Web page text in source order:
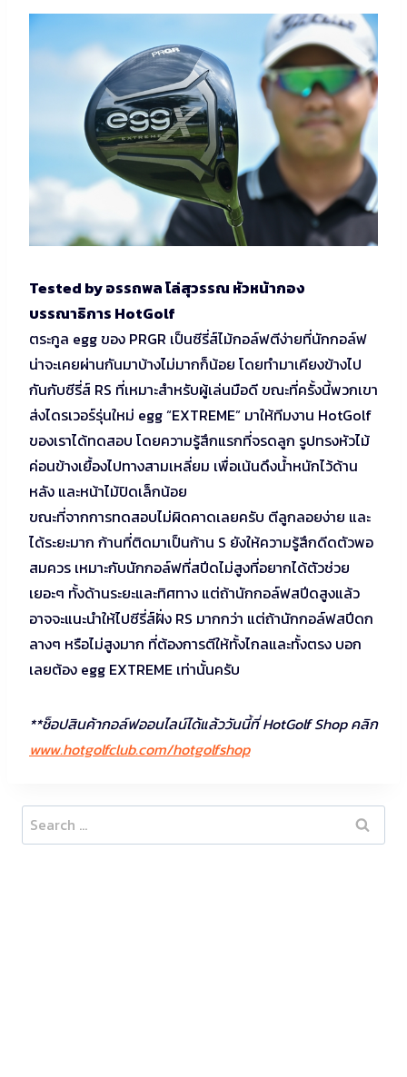
Tested by อรรถพล โล่สุวรรณ หัวหน้ากอง
บรรณาธิการ HotGolf
ตระกูล egg ของ PRGR เป็นซีรี่ส์ไม้กอล์ฟตีง่ายที่นักกอล์ฟ
น่าจะเคยผ่านกันมาบ้างไม่มากก็น้อย โดยทำมาเคียงข้างไป
กันกับซีรี่ส์ RS ที่เหมาะสำหรับผู้เล่นมือดี ขณะที่ครั้งนี้พวกเขา
ส่งไดรเวอร์รุ่นใหม่ egg “EXTREME” มาให้ทีมงาน HotGolf
ของเราได้ทดสอบ โดยความรู้สึกแรกที่จรดลูก รูปทรงหัวไม้
ค่อนข้างเยื้องไปทางสามเหลี่ยม เพื่อเน้นดึงน้ำหนักไว้ด้าน
หลัง และหน้าไม้ปิดเล็กน้อย
ขณะที่จากการทดสอบไม่ผิดคาดเลยครับ ตีลูกลอยง่าย และ
ได้ระยะมาก ก้านที่ติดมาเป็นก้าน S ยังให้ความรู้สึกดีดตัวพอ
สมควร เหมาะกับนักกอล์ฟที่สปีดไม่สูงที่อยากได้ตัวช่วย
เยอะๆ ทั้งด้านระยะและทิศทาง แต่ถ้านักกอล์ฟสปีดสูงแล้ว
อาจจะแนะนำให้ไปซีรี่ส์ฝั่ง RS มากกว่า แต่ถ้านักกอล์ฟสปีดก
ลางๆ หรือไม่สูงมาก ที่ต้องการตีให้ทั้งไกลและทั้งตรง บอก
เลยต้อง egg EXTREME เท่านั้นครับ
**ช็อปสินค้ากอล์ฟออนไลน์ได้แล้ววันนี้ที่ HotGolf Shop คลิก
www.hotgolfclub.com/hotgolfshop
Search
for: